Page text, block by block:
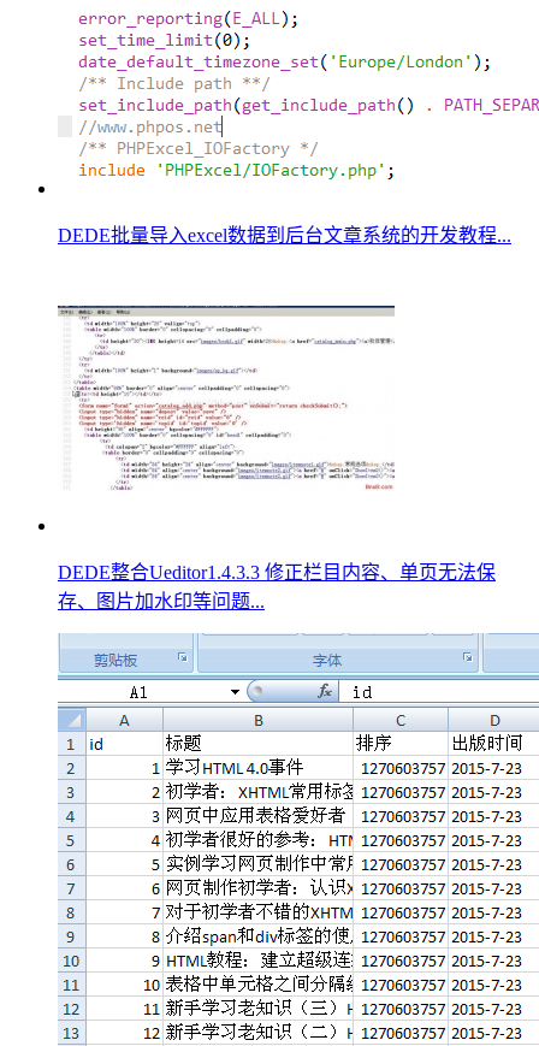
DEDE批量导入excel数据到后台文章系统的开发教程...
DEDE整合Ueditor1.4.3.3 修正栏目内容、单页无法保
存、图片加水印等问题...